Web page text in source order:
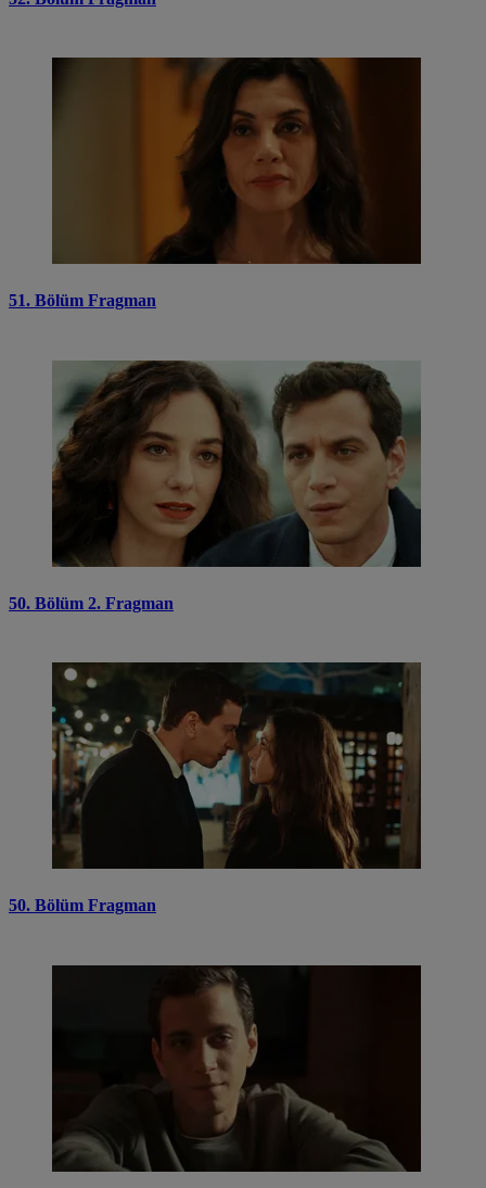
51. Bölüm Fragman
50. Bölüm 2. Fragman
50. Bölüm Fragman